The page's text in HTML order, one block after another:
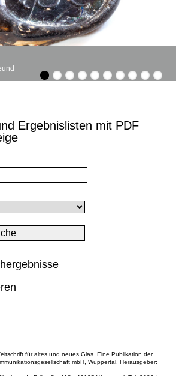
Ergebnislisten mit PDF
für altes und neues Glas. Eine Publikation der
mbH , Wuppertal. Herausgeber: